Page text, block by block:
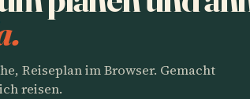
Reiseplan im Browser. Gemacht
reisen.